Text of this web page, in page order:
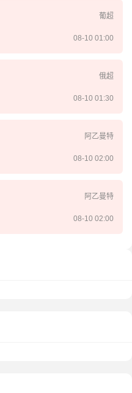
葡超
08-10 01:00
俄超
08-10 01:30
阿乙曼特
08-10 02:00
阿乙曼特
08-10 02:00